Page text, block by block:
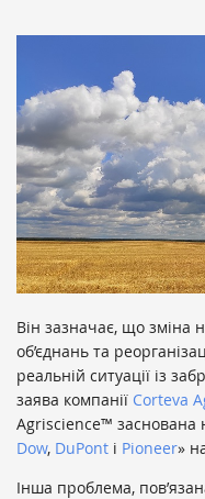
Він зазначає, що зміна
об’єднань та
реальній ситуації із
заява компанії Corteva
Agriscience™ заснована
Dow, DuPont і Pioneer»
Інша проблема,